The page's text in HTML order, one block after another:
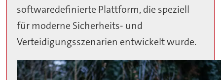
softwaredefinierte Plattform, die speziell
für moderne Sicherheits- und
Verteidigungsszenarien entwickelt wurde.